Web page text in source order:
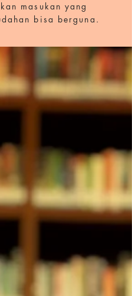
masukan yang
bisa berguna.